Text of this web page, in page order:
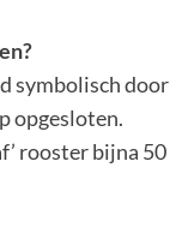
symbolisch door
opgesloten.
rooster bijna 50